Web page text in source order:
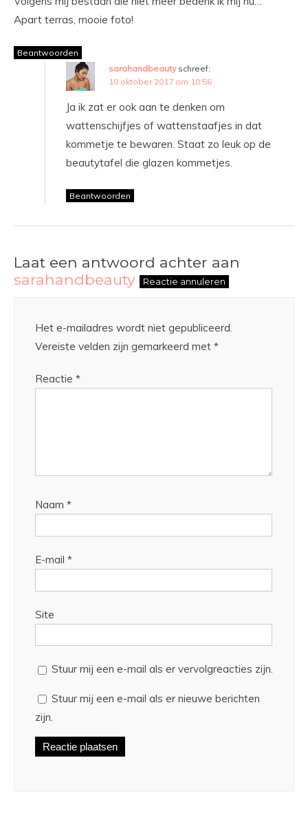
Apart terras, mooie foto!
Beantwoorden
sarahandbeauty schreef:
10 oktober 2017 om 10:56
Ja ik zat er ook aan te denken om
wattenschijfjes of wattenstaafjes in dat
kommetje te bewaren. Staat zo leuk op de
beautytafel die glazen kommetjes.
Beantwoorden
Laat een antwoord achter aan
sarahandbeauty
Reactie annuleren
Het e-mailadres wordt niet gepubliceerd.
Vereiste velden zijn gemarkeerd met *
Reactie *
Naam *
E-mail *
Site
Stuur mij een e-mail als er vervolgreacties zijn.
Stuur mij een e-mail als er nieuwe berichten
zijn.